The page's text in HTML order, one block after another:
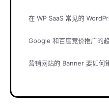
在 WP SaaS 常见的
Google 和百度竞价推广的
营销网站的 Banner 要如何